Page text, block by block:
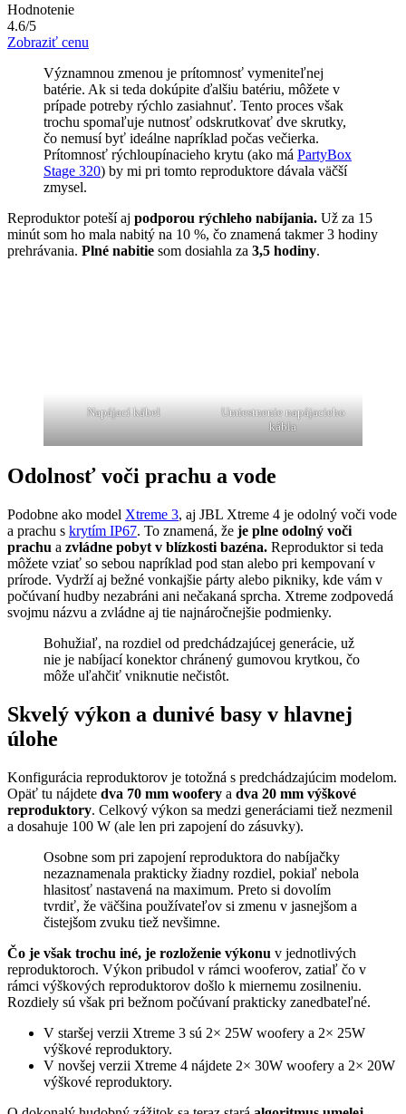
Hodnotenie
4.6/5
Zobraziť cenu
Významnou zmenou je prítomnosť vymeniteľnej
batérie. Ak si teda dokúpite ďalšiu batériu, môžete v
prípade potreby rýchlo zasiahnuť. Tento proces však
trochu spomaľuje nutnosť odskrutkovať dve skrutky,
čo nemusí byť ideálne napríklad počas večierka.
Prítomnosť rýchloupínacieho krytu (ako má PartyBox
Stage 320) by mi pri tomto reproduktore dávala väčší
zmysel.
Reproduktor poteší aj podporou rýchleho nabíjania. Už za 15
minút som ho mala nabitý na 10 %, čo znamená takmer 3 hodiny
prehrávania. Plné nabitie som dosiahla za 3,5 hodiny.
Napájací kábel
Umiestnenie napájacieho
kábla
Odolnosť voči prachu a vode
Podobne ako model Xtreme 3, aj JBL Xtreme 4 je odolný voči vode
a prachu s krytím IP67. To znamená, že je plne odolný voči
prachu a zvládne pobyt v blízkosti bazéna. Reproduktor si teda
môžete vziať so sebou napríklad pod stan alebo pri kempovaní v
prírode. Vydrží aj bežné vonkajšie párty alebo pikniky, kde vám v
počúvaní hudby nezabráni ani nečakaná sprcha. Xtreme zodpovedá
svojmu názvu a zvládne aj tie najnáročnejšie podmienky.
Bohužiaľ, na rozdiel od predchádzajúcej generácie, už
nie je nabíjací konektor chránený gumovou krytkou, čo
môže uľahčiť vniknutie nečistôt.
Skvelý výkon a dunivé basy v hlavnej
úlohe
Konfigurácia reproduktorov je totožná s predchádzajúcim modelom.
Opäť tu nájdete dva 70 mm woofery a dva 20 mm výškové
reproduktory. Celkový výkon sa medzi generáciami tiež nezmenil
a dosahuje 100 W (ale len pri zapojení do zásuvky).
Osobne som pri zapojení reproduktora do nabíjačky
nezaznamenala prakticky žiadny rozdiel, pokiaľ nebola
hlasitosť nastavená na maximum. Preto si dovolím
tvrdiť, že väčšina používateľov si zmenu v jasnejšom a
čistejšom zvuku tiež nevšimne.
Čo je však trochu iné, je rozloženie výkonu v jednotlivých
reproduktoroch. Výkon pribudol v rámci wooferov, zatiaľ čo v
rámci výškových reproduktorov došlo k miernemu zosilneniu.
Rozdiely sú však pri bežnom počúvaní prakticky zanedbateľné.
V staršej verzii Xtreme 3 sú 2× 25W woofery a 2× 25W
výškové reproduktory.
V novšej verzii Xtreme 4 nájdete 2× 30W woofery a 2× 20W
výškové reproduktory.